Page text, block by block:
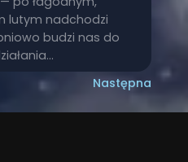
lutym nadchodzi
budzi nas do
Następna